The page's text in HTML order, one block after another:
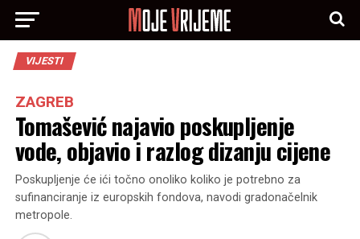
VIJESTI
ZAGREB
Tomašević najavio poskupljenje
vode, objavio i razlog dizanju cijene
Poskupljenje će ići točno onoliko koliko je potrebno za
sufinanciranje iz europskih fondova, navodi gradonačelnik
metropole.